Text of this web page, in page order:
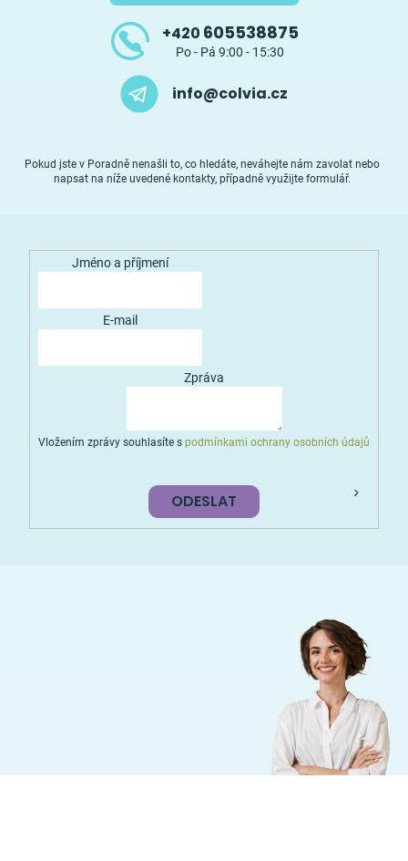
+420 605538875
Po - Pá 9:00 - 15:30
info@colvia.cz
Pokud jste v Poradně nenašli to, co hledáte, neváhejte nám zavolat nebo
napsat na níže uvedené kontakty, případně využijte formulář.
Jméno a příjmení
E-mail
Zpráva
Vložením zprávy souhlasíte s podmínkami ochrany osobních údajů
ODESLAT